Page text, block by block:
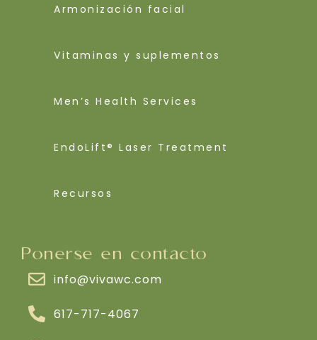
Armonización facial
Vitaminas y suplementos
Men’s Health Services
EndoLift® Laser Treatment
Recursos
Ponerse en contacto
info@vivawc.com
617-717-4067